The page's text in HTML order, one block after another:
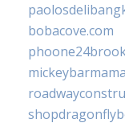
bobacove.com